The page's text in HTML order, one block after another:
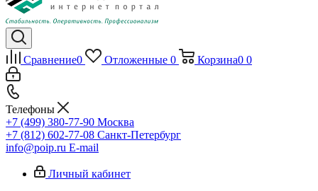
Сравнение0 Отложенные 0 Корзина0 0
Телефоны
+7 (499) 380-77-90 Москва
+7 (812) 602-77-08 Санкт-Петербург
info@poip.ru E-mail
Личный кабинет